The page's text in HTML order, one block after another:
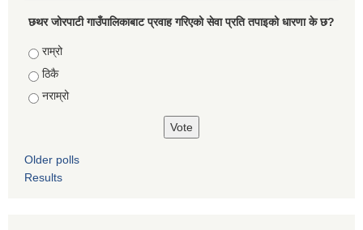
छथर जोरपाटी गाउँपालिकाबाट प्रवाह गरिएको सेवा प्रति तपाइको धारणा के छ?
Choices
राम्रो
ठिकै
नराम्रो
Older polls
Results